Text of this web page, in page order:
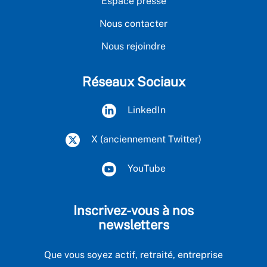
Nous contacter
Nous rejoindre
Réseaux Sociaux
LinkedIn
X (anciennement Twitter)
YouTube
Inscrivez-vous à nos
newsletters
Que vous soyez actif, retraité, entreprise